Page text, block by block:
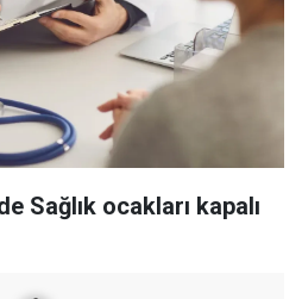
Sağlık ocakları kapalı